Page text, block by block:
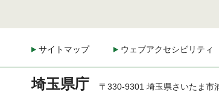
サイトマップ ウェブアクセシビリティ
埼玉県庁 〒330-9301 埼玉県さいたま市